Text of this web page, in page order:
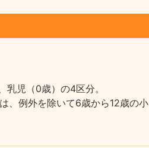
児（0歳）の4区分。
、例外を除いて6歳から12歳の小